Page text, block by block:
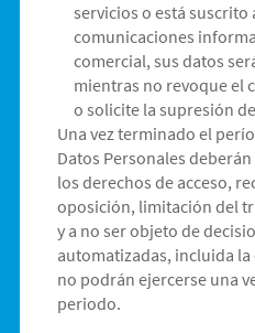
servicios o está suscrito
comunicaciones
comercial, sus datos
mientras no revoque el
o solicite la supresión
Una vez terminado el
Datos Personales
los derechos de acceso,
oposición, limitación del
y a no ser objeto de
automatizadas, incluida
no podrán ejercerse una
periodo.